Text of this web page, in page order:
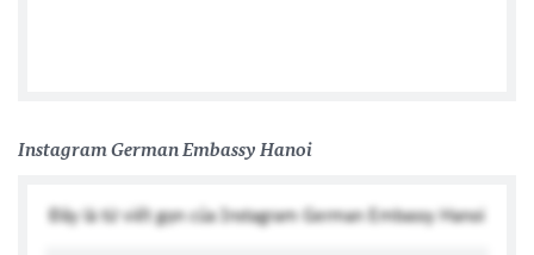
Instagram German Embassy Hanoi
Đây là từ viết gọn của Instagram German Embassy Hanoi